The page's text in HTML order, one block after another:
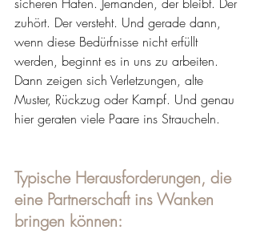
zuhört. Der versteht. Und gerade dann,
wenn diese Bedürfnisse nicht erfüllt
werden, beginnt es in uns zu arbeiten.
Dann zeigen sich Verletzungen, alte
Muster, Rückzug oder Kampf. Und genau
hier geraten viele Paare ins Straucheln.
Typische Herausforderungen, die
eine Partnerschaft ins Wanken
bringen können: